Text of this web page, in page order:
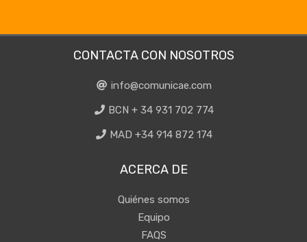
CONTACTA CON NOSOTROS
info@comunicae.com
BCN + 34 931 702 774
MAD +34 914 872 174
ACERCA DE
Quiénes somos
Equipo
FAQS